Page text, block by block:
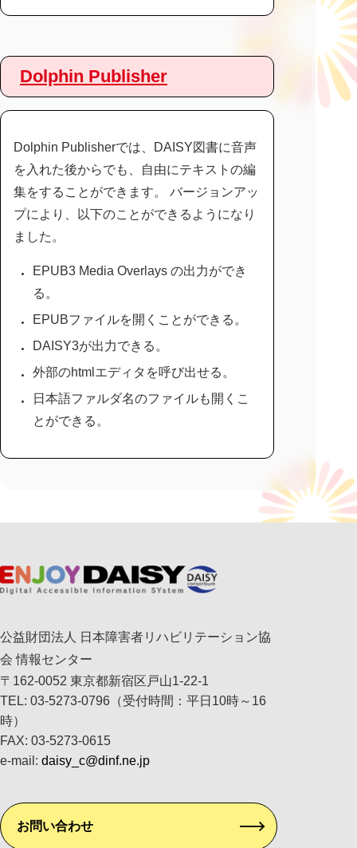
Dolphin Publisher
Dolphin Publisherでは、DAISY図書に音声
を入れた後からでも、自由にテキストの編
集をすることができます。 バージョンアッ
プにより、以下のことができるようになり
ました。
EPUB3 Media Overlays の出力ができ
る。
EPUBファイルを開くことができる。
DAISY3が出力できる。
外部のhtmlエディタを呼び出せる。
日本語ファルダ名のファイルも開くこ
とができる。
公益財団法人 日本障害者リハビリテーション協
会 情報センター
〒162-0052 東京都新宿区戸山1-22-1
TEL: 03-5273-0796（受付時間：平日10時～16
時）
FAX: 03-5273-0615
e-mail: daisy_c@dinf.ne.jp
お問い合わせ